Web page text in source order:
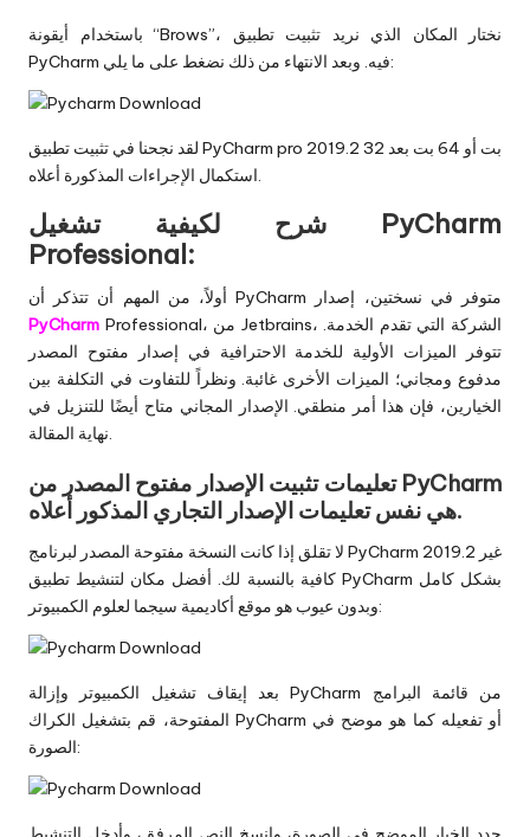
باستخدام أيقونة “Brows”، نختار المكان الذي نريد تثبيت تطبيق
PyCharm فيه. وبعد الانتهاء من ذلك نضغط على ما يلي:
لقد نجحنا في تثبيت تطبيق PyCharm pro 2019.2 32 بت أو 64 بت بعد
استكمال الإجراءات المذكورة أعلاه.
شرح لكيفية تشغيل PyCharm
Professional:
أولاً، من المهم أن تتذكر أن PyCharm متوفر في نسختين، إصدار
PyCharm Professional، من Jetbrains، الشركة التي تقدم الخدمة.
تتوفر الميزات الأولية للخدمة الاحترافية في إصدار مفتوح المصدر
مدفوع ومجاني؛ الميزات الأخرى غائبة. ونظراً للتفاوت في التكلفة بين
الخيارين، فإن هذا أمر منطقي. الإصدار المجاني متاح أيضًا للتنزيل في
نهاية المقالة.
تعليمات تثبيت الإصدار مفتوح المصدر من PyCharm
هي نفس تعليمات الإصدار التجاري المذكور أعلاه.
لا تقلق إذا كانت النسخة مفتوحة المصدر لبرنامج PyCharm 2019.2 غير
كافية بالنسبة لك. أفضل مكان لتنشيط تطبيق PyCharm بشكل كامل
وبدون عيوب هو موقع أكاديمية سيجما لعلوم الكمبيوتر:
بعد إيقاف تشغيل الكمبيوتر وإزالة PyCharm من قائمة البرامج
المفتوحة، قم بتشغيل الكراك PyCharm أو تفعيله كما هو موضح في
الصورة: